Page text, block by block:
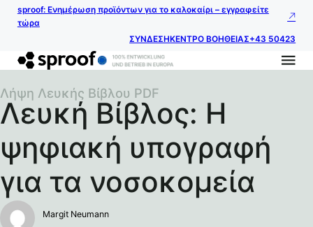
sproof: Ενημέρωση προϊόντων για το καλοκαίρι – εγγραφείτε
τώρα
ΣΥΝΔΕΣΗΚΕΝΤΡΟ ΒΟΗΘΕΙΑΣ+43 50423
Λευκή Βίβλος: Η
ψηφιακή υπογραφή
για τα νοσοκομεία
Λήψη Λευκής Βίβλου PDF
Margit Neumann